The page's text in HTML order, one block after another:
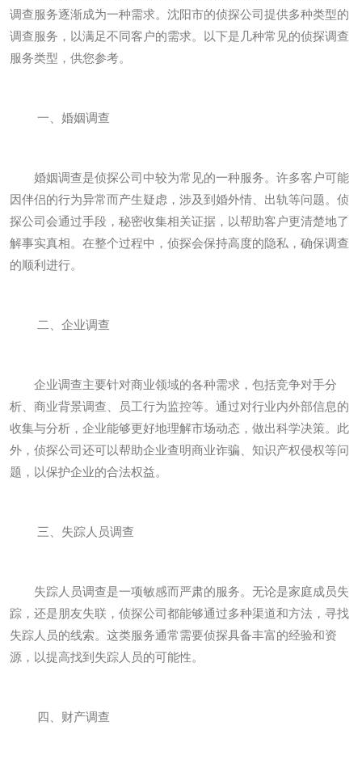
调查服务逐渐成为一种需求。沈阳市的侦探公司提供多种类型的
调查服务，以满足不同客户的需求。以下是几种常见的侦探调查
服务类型，供您参考。
一、婚姻调查
婚姻调查是侦探公司中较为常见的一种服务。许多客户可能
因伴侣的行为异常而产生疑虑，涉及到婚外情、出轨等问题。侦
探公司会通过手段，秘密收集相关证据，以帮助客户更清楚地了
解事实真相。在整个过程中，侦探会保持高度的隐私，确保调查
的顺利进行。
二、企业调查
企业调查主要针对商业领域的各种需求，包括竞争对手分
析、商业背景调查、员工行为监控等。通过对行业内外部信息的
收集与分析，企业能够更好地理解市场动态，做出科学决策。此
外，侦探公司还可以帮助企业查明商业诈骗、知识产权侵权等问
题，以保护企业的合法权益。
三、失踪人员调查
失踪人员调查是一项敏感而严肃的服务。无论是家庭成员失
踪，还是朋友失联，侦探公司都能够通过多种渠道和方法，寻找
失踪人员的线索。这类服务通常需要侦探具备丰富的经验和资
源，以提高找到失踪人员的可能性。
四、财产调查